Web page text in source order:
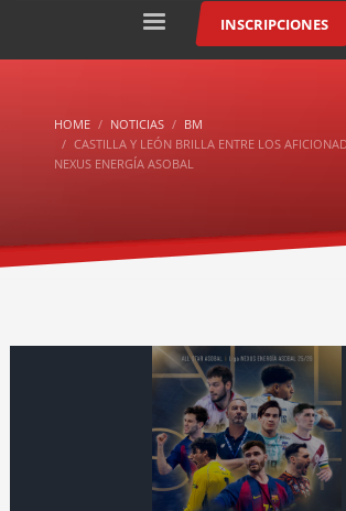
INSCRIPCIONES
HOME NOTICIAS
BM
CASTILLA Y LEÓN BRILLA ENTRE LOS
NEXUS ENERGÍA ASOBAL